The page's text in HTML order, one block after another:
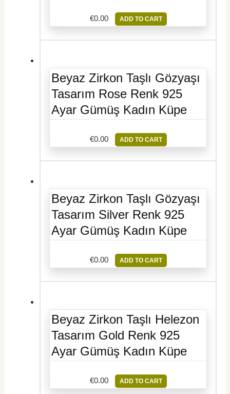
€0.00 ADD TO CART
Beyaz Zirkon Taşlı Gözyaşı
Tasarım Rose Renk 925
Ayar Gümüş Kadın Küpe
€0.00 ADD TO CART
Beyaz Zirkon Taşlı Gözyaşı
Tasarım Silver Renk 925
Ayar Gümüş Kadın Küpe
€0.00 ADD TO CART
Beyaz Zirkon Taşlı Helezon
Tasarım Gold Renk 925
Ayar Gümüş Kadın Küpe
€0.00 ADD TO CART